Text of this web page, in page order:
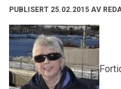
PUBLISERT 25.02.2015 AV